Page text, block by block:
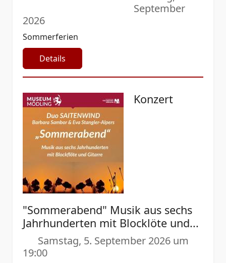
September
2026
Sommerferien
Details
Konzert
"Sommerabend" Musik aus sechs
Jahrhunderten mit Blocklöte und...
Samstag, 5. September 2026 um
19:00